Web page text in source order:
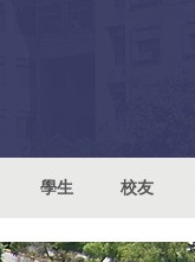
學生 校友